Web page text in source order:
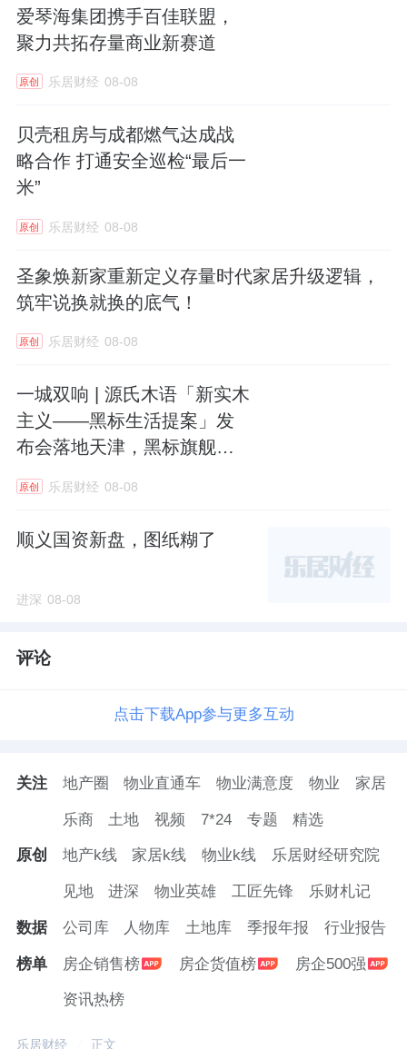
爱琴海集团携手百佳联盟，
聚力共拓存量商业新赛道
原创 乐居财经 08-08
贝壳租房与成都燃气达成战
略合作 打通安全巡检“最后一
米”
原创 乐居财经 08-08
圣象焕新家重新定义存量时代家居升级逻辑，
筑牢说换就换的底气！
原创 乐居财经 08-08
一城双响 | 源氏木语「新实木
主义——黑标生活提案」发
布会落地天津，黑标旗舰店
原创 乐居财经 08-08
顺义国资新盘，图纸糊了
进深 08-08
评论
点击下载App参与更多互动
关注 地产圈 物业直通车 物业满意度 物业 家居
乐商 土地 视频 7*24 专题 精选
原创 地产k线 家居k线 物业k线 乐居财经研究院
见地 进深 物业英雄 工匠先锋 乐财札记
数据 公司库 人物库 土地库 季报年报 行业报告
榜单 房企销售榜 房企货值榜 房企500强
资讯热榜
乐居财经 正文